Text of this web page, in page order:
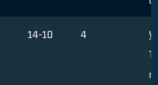
14-10 4